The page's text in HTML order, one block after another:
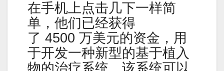
在手机上点击几下一样简
单，他们已经获得
了 4500 万美元的资金，用
于开发一种新型的基于植入
物的治疗系统，该系统可以